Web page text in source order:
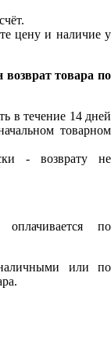
цену и наличие у
товара по
в течение 14 дней
товарном
- возврату не
по
наличными или по